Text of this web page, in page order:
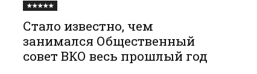
★★★★★
Стало известно, чем
занимался Общественный
совет ВКО весь прошлый год